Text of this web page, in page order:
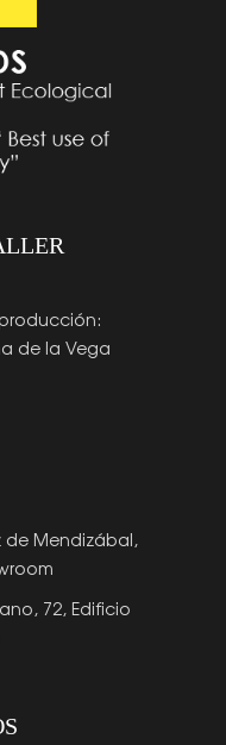
de la Vega
de Mendizábal,
72, Edificio